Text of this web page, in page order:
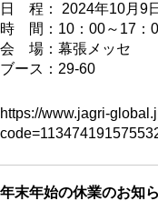
日 程： 2024年10月9
時 間：10：00～17：
会 場：幕張メッセ
ブース：29-60
https://www.jagri-
年末年始の休業のお知